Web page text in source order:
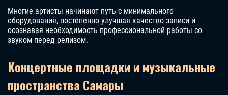
Многие артисты начинают путь с минимального
оборудования, постепенно улучшая качество записи и
осознавая необходимость профессиональной работы со
звуком перед релизом.
Концертные площадки и музыкальные
пространства Самары